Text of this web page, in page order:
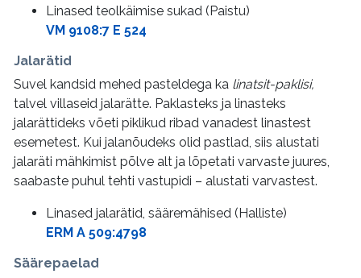
Linased teolkäimise sukad (Paistu)
VM 9108:7 E 524
Jalarätid
Suvel kandsid mehed pasteldega ka linatsit-paklisi,
talvel villaseid jalarätte. Paklasteks ja linasteks
jalarättideks võeti piklikud ribad vanadest linastest
esemetest. Kui jalanõudeks olid pastlad, siis alustati
jalaräti mähkimist põlve alt ja lõpetati varvaste juures,
saabaste puhul tehti vastupidi – alustati varvastest.
Linased jalarätid, sääremähised (Halliste)
ERM A 509:4798
Säärepaelad